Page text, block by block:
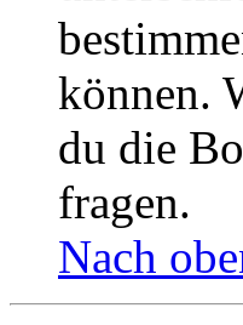
können.
du die
fragen.
Nach